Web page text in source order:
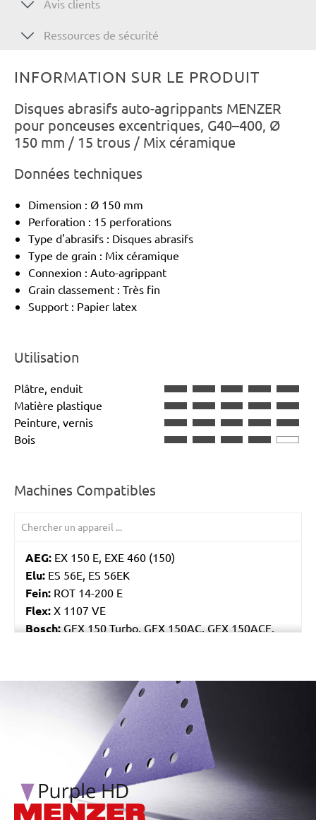
Avis clients
Ressources de sécurité
INFORMATION SUR LE PRODUIT
Disques abrasifs auto-agrippants MENZER
pour ponceuses excentriques, G40–400, Ø
150 mm / 15 trous / Mix céramique
Données techniques
Dimension : Ø 150 mm
Perforation : 15 perforations
Type d'abrasifs : Disques abrasifs
Type de grain : Mix céramique
Connexion : Auto-agrippant
Grain classement : Très fin
Support : Papier latex
Utilisation
Plâtre, enduit
Matière plastique
Peinture, vernis
Bois
Machines Compatibles
AEG: EX 150 E, EXE 460 (150)
Elu: ES 56E, ES 56EK
Fein: ROT 14-200 E
Flex: X 1107 VE
Bosch:GEX 150 Turbo, GEX 150AC, GEX 150ACE,
Kress:900 HEX/2, 900 MPS
D26410, DW443
UT 150 E, UX 150 E
BO6030, BO6040J
ETS 150
SXE 425 XL, SXE 450 Duo, SXE 450
TurboTec
Stayer:LRT 150, RO 150 E
/marketing/parallax/menzer/parallax_logos/